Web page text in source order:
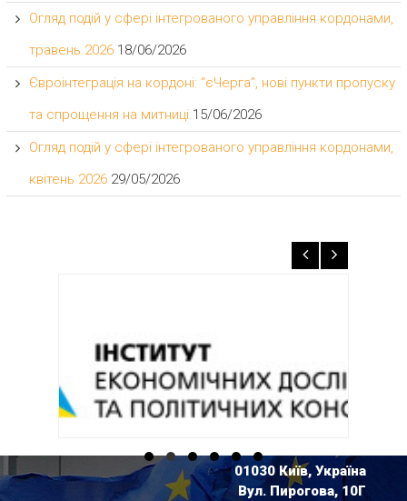
Огляд подій у сфері інтегрованого управління кордонами,
травень 2026 18/06/2026
Євроінтеграція на кордоні: “єЧерга”, нові пункти пропуску
та спрощення на митниці 15/06/2026
Огляд подій у сфері інтегрованого управління кордонами,
квітень 2026 29/05/2026
01030 Київ, Україна
Вул. Пирогова, 10Г